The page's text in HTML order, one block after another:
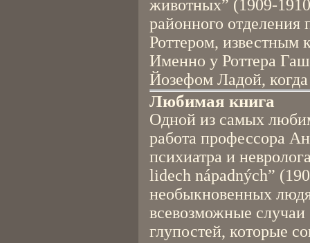
животных” (1909-
районного
Роттером, известным
Именно у Роттера
Йозефом Ладой,
Любимая книга
Одной из самых
работа профессора
психиатра и
lidech nápadných”
необыкновенных
всевозможные случаи
глупостей, которые